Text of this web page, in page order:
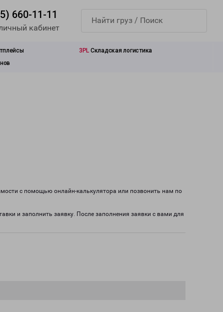
660-11-11
кабинет
3PL Складская логистика
с помощью онлайн-калькулятора или позвонить нам по
и заполнить заявку. После заполнения заявки с вами для